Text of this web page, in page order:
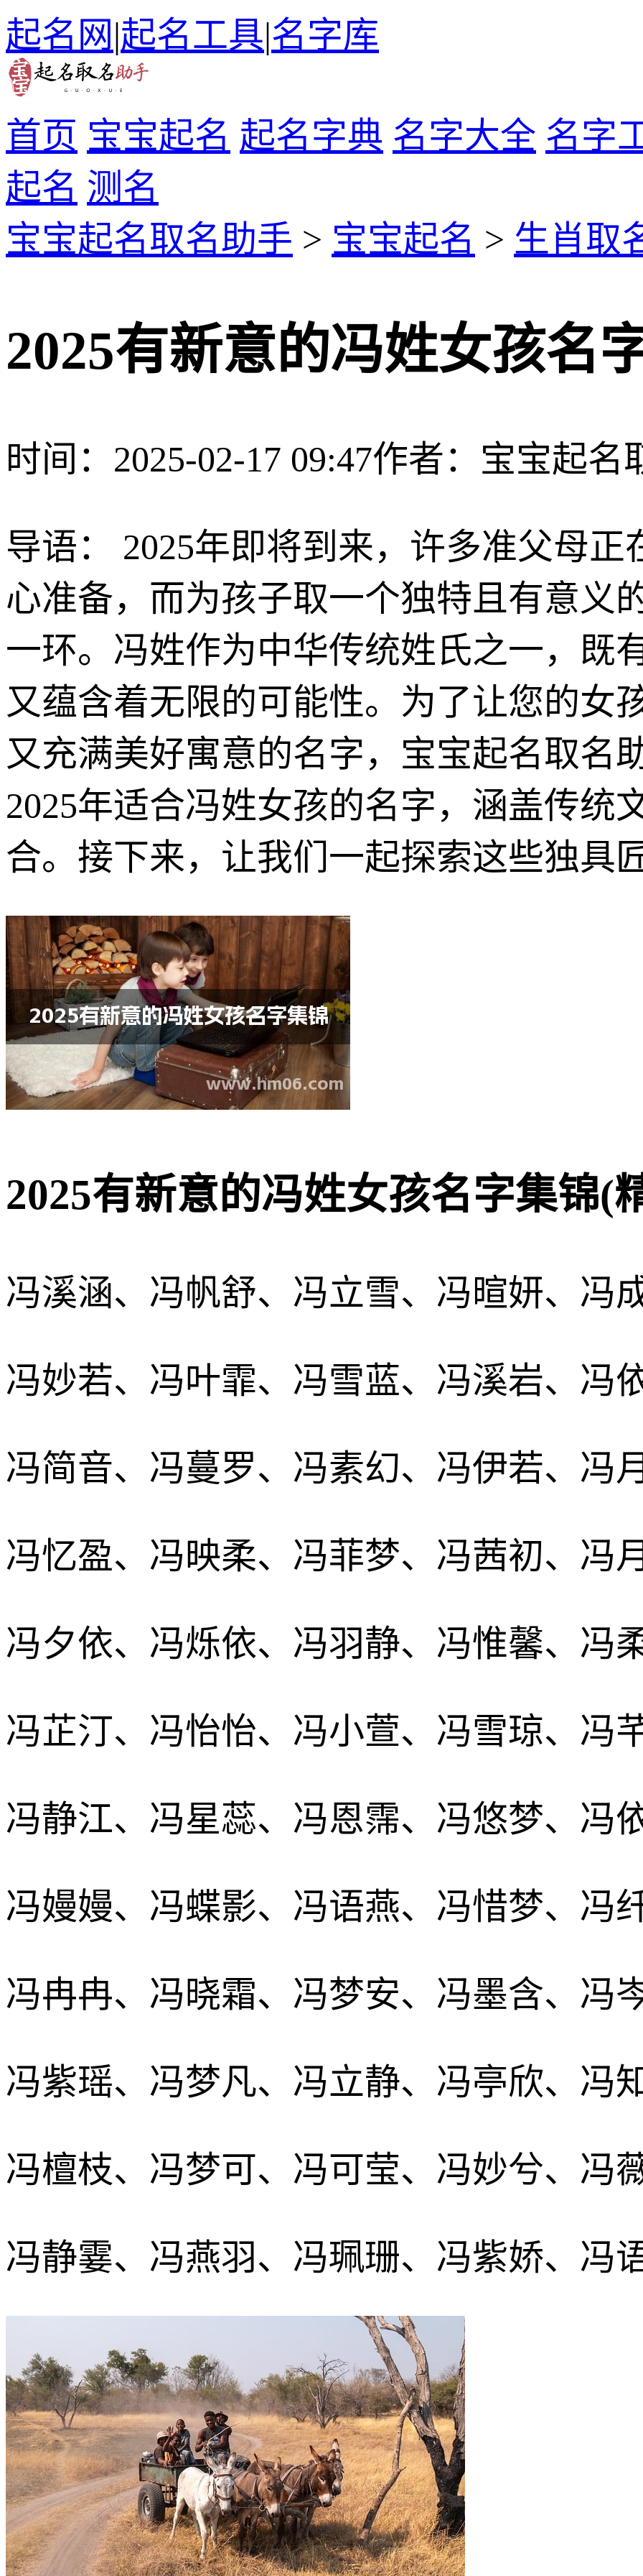
起名网|起名工具|名字库
首页 宝宝起名 起名字典 名字大全 名字
起名 测名
宝宝起名取名助手 > 宝宝起名 > 生肖取
2025有新意的冯姓女孩名
时间：2025-02-17 09:47作者：宝宝起名
导语： 2025年即将到来，许多准父母
心准备，而为孩子取一个独特且有意义
一环。冯姓作为中华传统姓氏之一，既
又蕴含着无限的可能性。为了让您的女
又充满美好寓意的名字，宝宝起名取名
2025年适合冯姓女孩的名字，涵盖传统
合。接下来，让我们一起探索这些独具
2025有新意的冯姓女孩名字集锦(
冯溪涵、冯帆舒、冯立雪、冯暄妍、冯
冯妙若、冯叶霏、冯雪蓝、冯溪岩、冯
冯简音、冯蔓罗、冯素幻、冯伊若、冯
冯忆盈、冯映柔、冯菲梦、冯茜初、冯
冯夕依、冯烁依、冯羽静、冯惟馨、冯
冯芷汀、冯怡怡、冯小萱、冯雪琼、冯
冯静江、冯星蕊、冯恩霈、冯悠梦、冯
冯嫚嫚、冯蝶影、冯语燕、冯惜梦、冯
冯冉冉、冯晓霜、冯梦安、冯墨含、冯
冯紫瑶、冯梦凡、冯立静、冯亭欣、冯
冯檀枝、冯梦可、冯可莹、冯妙兮、冯
冯静霎、冯燕羽、冯珮珊、冯紫娇、冯